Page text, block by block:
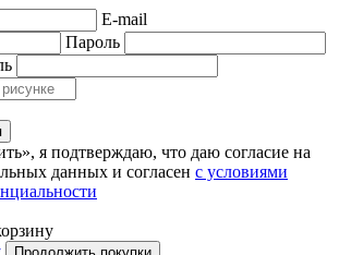
E-mail
Пароль
я подтверждаю, что даю согласие на
данных и согласен с условиями